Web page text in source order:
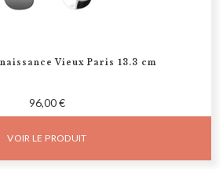
Vieux Paris 13.3 cm
96,00 €
VOIR LE PRODUIT